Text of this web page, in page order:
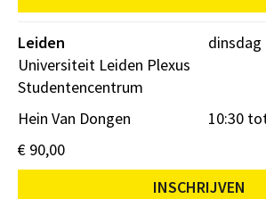
Leiden
Universiteit Leiden Plexus
Studentencentrum
dinsdag
10:30
Hein Van Dongen
€ 90,00
INSCHRIJVEN